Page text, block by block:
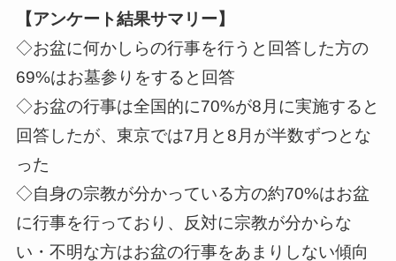
【アンケート結果サマリー】
◇お盆に何かしらの行事を行うと回答した方の
69%はお墓参りをすると回答
◇お盆の行事は全国的に70%が8月に実施すると
回答したが、東京では7月と8月が半数ずつとな
った
◇自身の宗教が分かっている方の約70%はお盆
に行事を行っており、反対に宗教が分からな
い・不明な方はお盆の行事をあまりしない傾向